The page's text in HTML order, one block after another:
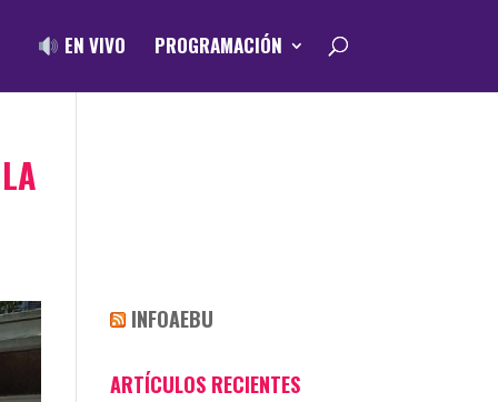
EN VIVO PROGRAMACIÓN
INFOAEBU
ARTÍCULOS RECIENTES